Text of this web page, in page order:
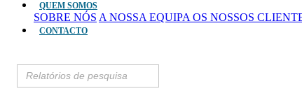
QUEM SOMOS
SOBRE NÓS A NOSSA EQUIPA OS NOSSOS
CONTACTO